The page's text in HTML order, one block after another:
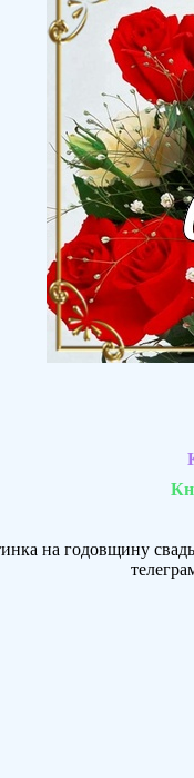
на годовщину